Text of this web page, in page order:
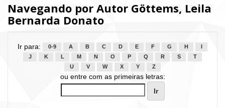
Navegando por Autor Göttems, Leila
Bernarda Donato
Ir para: 0-9 A B C D E F G H
J
K L M N O P Q R S
T
U
V W X Y Z
ou entre com as primeiras letras: